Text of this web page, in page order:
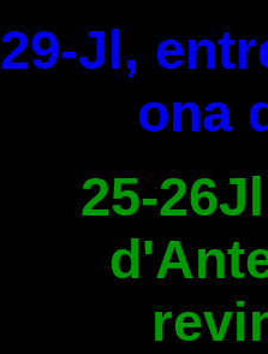
29-Jl,
ona
25-